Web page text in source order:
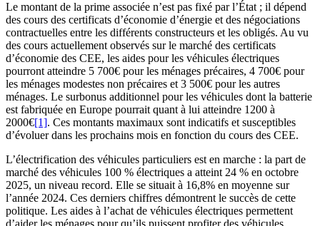
Le montant de la prime associée n’est pas fixé par l’État ; il dépend
des cours des certificats d’économie d’énergie et des négociations
contractuelles entre les différents constructeurs et les obligés. Au vu
des cours actuellement observés sur le marché des certificats
d’économie des CEE, les aides pour les véhicules électriques
pourront atteindre 5 700€ pour les ménages précaires, 4 700€ pour
les ménages modestes non précaires et 3 500€ pour les autres
ménages. Le surbonus additionnel pour les véhicules dont la batterie
est fabriquée en Europe pourrait quant à lui atteindre 1200 à
2000€[1]. Ces montants maximaux sont indicatifs et susceptibles
d’évoluer dans les prochains mois en fonction du cours des CEE.
L’électrification des véhicules particuliers est en marche : la part de
marché des véhicules 100 % électriques a atteint 24 % en octobre
2025, un niveau record. Elle se situait à 16,8% en moyenne sur
l’année 2024. Ces derniers chiffres démontrent le succès de cette
politique. Les aides à l’achat de véhicules électriques permettent